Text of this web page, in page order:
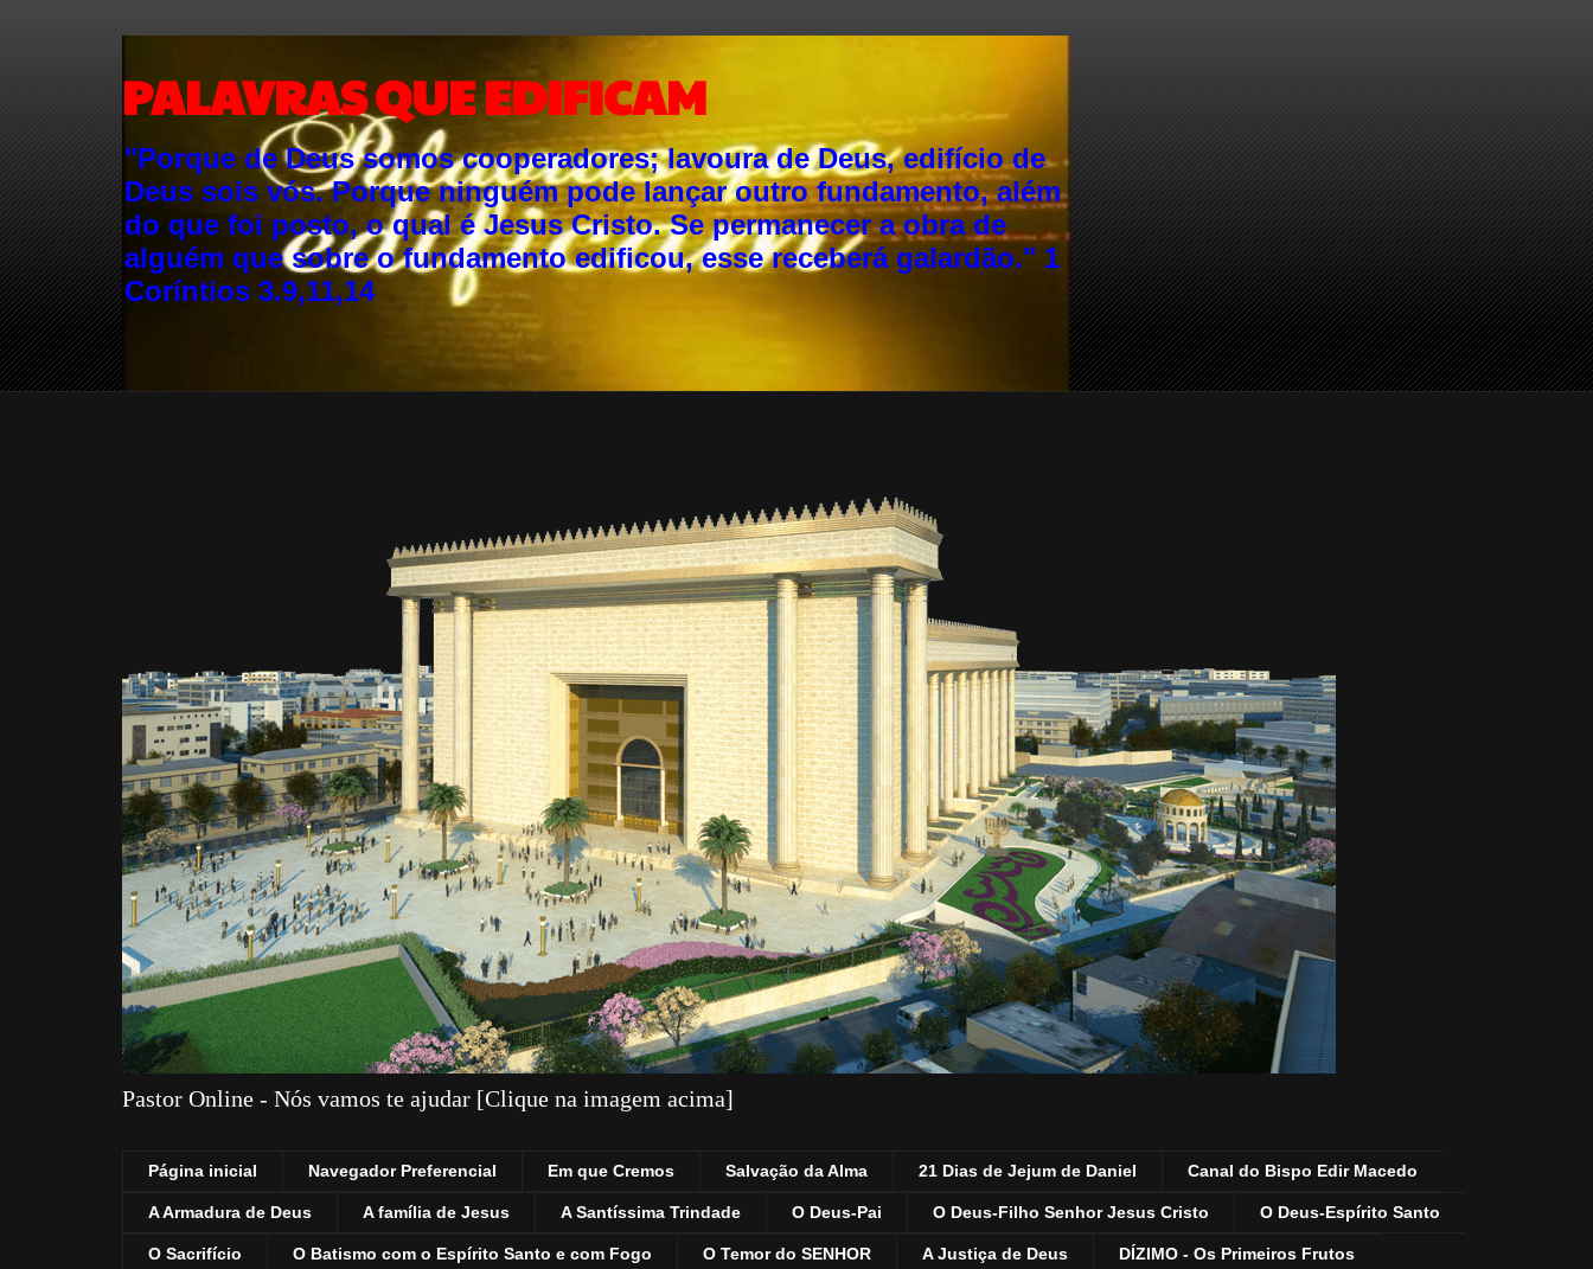
PALAVRAS QUE EDIFICAM
"Porque de Deus somos cooperadores; lavoura de Deus, edifício de
Deus sois vós. Porque ninguém pode lançar outro fundamento, além
do que foi posto, o qual é Jesus Cristo. Se permanecer a obra de
alguém que sobre o fundamento edificou, esse receberá galardão." 1
Coríntios 3.9,11,14
Pastor Online - Nós vamos te ajudar [Clique na imagem acima]
Página inicial Navegador Preferencial Em que Cremos Salvação da Alma 21 Dias de Jejum de Daniel Canal do Bispo Edir Macedo
A Armadura de Deus A família de Jesus A Santíssima Trindade O Deus-Pai O Deus-Filho Senhor Jesus Cristo O Deus-Espírito Santo
O Sacrifício O Batismo com o Espírito Santo e com Fogo O Temor do SENHOR A Justiça de Deus DÍZIMO - Os Primeiros Frutos